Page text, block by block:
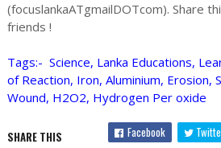
(focuslankaATgmailDOTcom). Share
friends !
Tags:- Science, Lanka Educations,
of Reaction, Iron, Aluminium, Erosion,
Wound, H2O2, Hydrogen Per oxide
SHARE THIS Facebook